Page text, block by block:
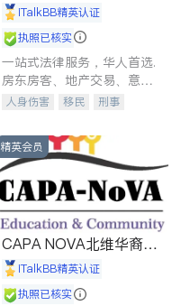
iTalkBB精英认证
执照已核实
一站式法律服务，华人首选.
房东房客、地产交易、意外
伤害、车祸重伤、商业诉
建筑合同、刑事案件全包办
人身伤害 移民
刑事
信托/遗嘱
商业
索赔
律师-其它 保释
精英会员
CAPA NOVA北维华裔家
长会iTalkBB精英认证
执照已核实